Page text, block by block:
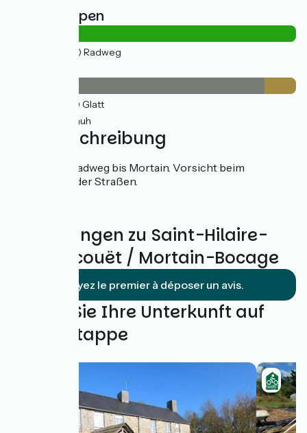
Straßentypen
(100%) Radweg
(89%) Glatt
(11%) Rauh
Wegbeschreibung
Voie Verte-Radweg bis Mortain. Vorsicht beim
Überqueren der Straßen.
Bewertungen zu Saint-Hilaire-
du-Harcouët / Mortain-Bocage
Soyez le premier à déposer un avis.
Finden Sie Ihre Unterkunft auf
dieser Etappe